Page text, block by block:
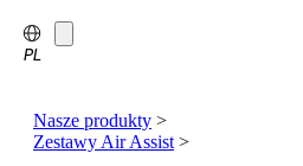
PL
Nasze produkty >
Zestawy Air Assist >